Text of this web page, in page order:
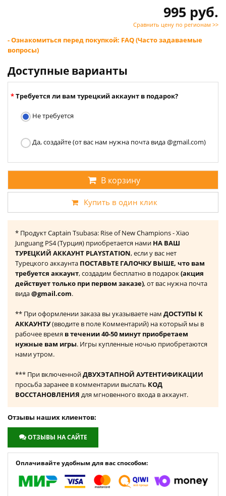
995 руб.
Сравнить цену по регионам >>
- Ознакомиться перед покупкой: FAQ (Часто задаваемые
вопросы)
Доступные варианты
Требуется ли вам турецкий аккаунт в подарок?
Не требуется
Да, создайте (от вас нам нужна почта вида @gmail.com)
В корзину
Купить в один клик
* Продукт Captain Tsubasa: Rise of New Champions - Xiao
Junguang PS4 (Турция) приобретается нами НА ВАШ
ТУРЕЦКИЙ АККАУНТ PLAYSTATION, если у вас нет
Турецкого аккаунта ПОСТАВЬТЕ ГАЛОЧКУ ВЫШЕ, что вам
требуется аккаунт, создадим бесплатно в подарок(акция
действует только при первом заказе), от вас нужна почта
вида@gmail.com.
** При оформлении заказа вы указываете нам ДОСТУПЫ К
АККАУНТУ(вводите в поле Комментарий) на который мы в
рабочее время в течении 40-50 минут приобретаем
нужные вам игры. Игры купленные ночью приобретаются
нами утром.
*** При включеннойДВУХЭТАПНОЙ АУТЕНТИФИКАЦИИ
просьба заранее в комментарии выслать КОД
ВОССТАНОВЛЕНИЯ для мгновенного входа в аккаунт.
Отзывы наших клиентов:
ОТЗЫВЫ НА САЙТЕ
Оплачивайте удобным для вас способом: